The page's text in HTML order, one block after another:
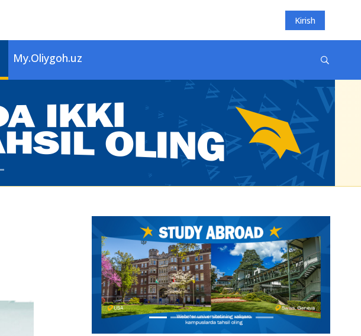
Kirish
My.Oliygoh.uz